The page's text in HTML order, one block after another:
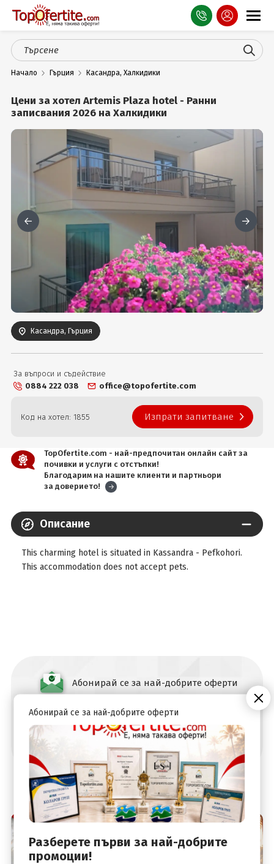
Оферти
СПА
Планина
Море
Чужбина
Турция
Услуги
Вход
Начало Гърция Касандра, Халкидики
Цени за хотел Artemis Plaza hotel - Ранни
записвания 2026 на Халкидики
Касандра, Гърция
За въпроси и съдействие
0884 222 038
office@topofertite.com
Код на хотел: 1855 Изпрати запитване
TopOfertite.com - най-предпочитан онлайн сайт за
почивки и услуги с отстъпки!
Благодарим на нашите клиенти и партньори
за доверието!
Описание
This charming hotel is situated in Kassandra - Pefkohori.
This accommodation does not accept pets.
Абонирай се за най-добрите оферти
Абонирай се за най-добрите оферти
Разберете първи за най-добрите
промоции!